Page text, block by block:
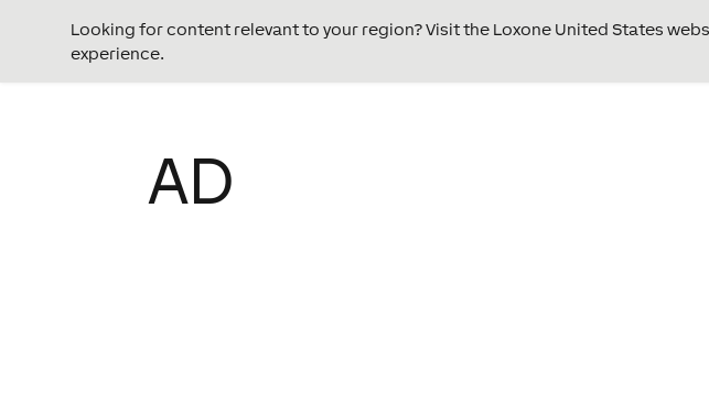
Looking for content relevant to your region? Visit the Loxone United States
experience.
AD